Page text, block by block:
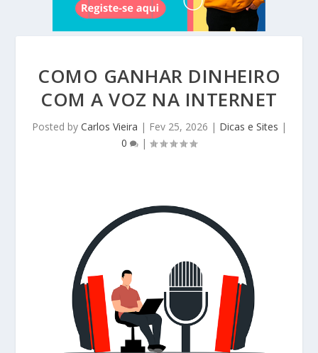
COMO GANHAR DINHEIRO
COM A VOZ NA INTERNET
Posted by Carlos Vieira | Fev 25, 2026 | Dicas e Sites |
0
|